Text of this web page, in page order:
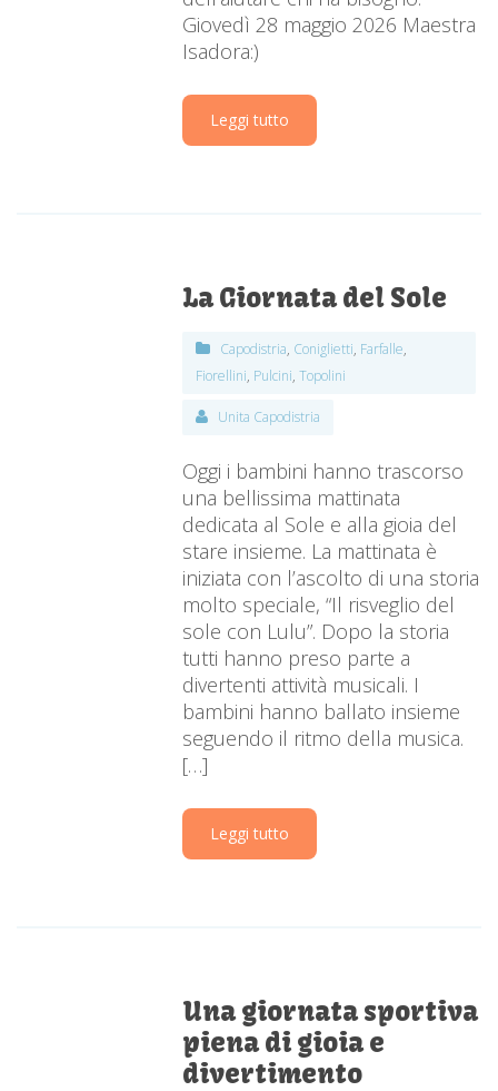
Giovedì 28 maggio 2026 Maestra
Isadora:)
Leggi tutto
La Giornata del Sole
Capodistria, Coniglietti, Farfalle,
Fiorellini, Pulcini,Topolini
Unita Capodistria
Oggi i bambini hanno trascorso
una bellissima mattinata
dedicata al Sole e alla gioia del
stare insieme. La mattinata è
iniziata con l’ascolto di una storia
molto speciale, “Il risveglio del
sole con Lulu”. Dopo la storia
tutti hanno preso parte a
divertenti attività musicali. I
bambini hanno ballato insieme
seguendo il ritmo della musica.
[…]
Leggi tutto
Una giornata sportiva
piena di gioia e
divertimento